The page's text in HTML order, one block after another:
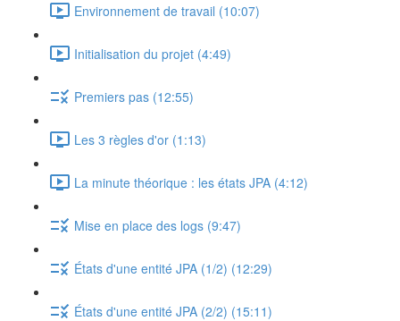
Environnement de travail (10:07)
Initialisation du projet (4:49)
Premiers pas (12:55)
Les 3 règles d'or (1:13)
La minute théorique : les états JPA (4:12)
Mise en place des logs (9:47)
États d'une entité JPA (1/2) (12:29)
États d'une entité JPA (2/2) (15:11)